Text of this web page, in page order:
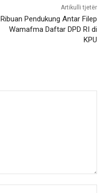
Artikulli tjetër
Ribuan Pendukung Antar Filep
Wamafma Daftar DPD RI di
KPU